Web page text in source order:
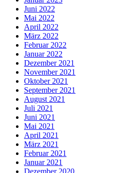
Juni 2022
Mai 2022
April 2022
März 2022
Februar 2022
Januar 2022
Dezember 2021
November 2021
Oktober 2021
September 2021
August 2021
Juli 2021
Juni 2021
Mai 2021
April 2021
März 2021
Februar 2021
Januar 2021
Dezember 2020